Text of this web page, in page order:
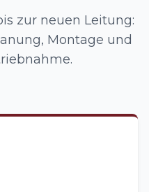
zur neuen Leitung:
Montage und